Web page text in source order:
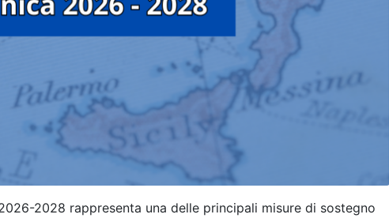
2028 rappresenta una delle principali misure di sostegno